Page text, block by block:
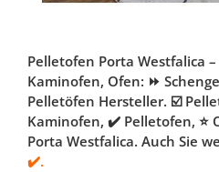
Pelletofen Porta Westfalica –
Kaminofen, Ofen: ⏩
Pelletöfen Hersteller. ☑️
Kaminofen, ✔️ Pelletofen,
Porta Westfalica. Auch Sie
✔️.